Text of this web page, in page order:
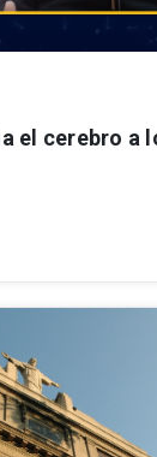
el cerebro a